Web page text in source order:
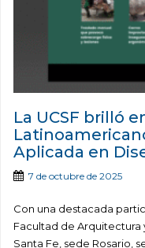
La UCSF brilló
Aplicada en
7 de octubre de 2025
Con una destacada
Facultad de Arquitectura
Santa Fe, sede Rosario,